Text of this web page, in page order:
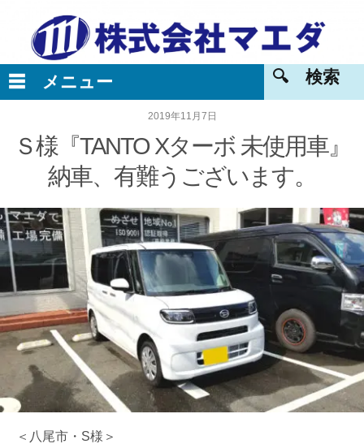
2019年11月7日
Ｓ様『TANTO Xターボ 未使用車』
納車、有難うございます。
＜八尾市・S様＞